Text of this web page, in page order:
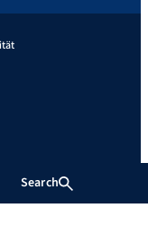
Search